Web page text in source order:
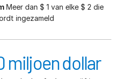
Meer dan $ 1 van elke $ 2 die
ingezameld
miljoen dollar